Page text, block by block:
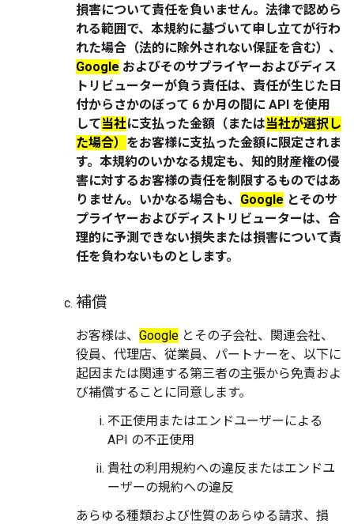
損害について責任を負いません。法律で認めら
れる範囲で、本規約に基づいて申し立てが行わ
れた場合（法的に除外されない保証を含む）、
Google およびそのサプライヤーおよびディス
トリビューターが負う責任は、責任が生じた日
付からさかのぼって 6 か月の間に API を使用
して当社に支払った金額（または当社が選択し
た場合） をお客様に支払った金額に限定されま
す。本規約のいかなる規定も、知的財産権の侵
害に対するお客様の責任を制限するものではあ
りません。いかなる場合も、 Google とそのサ
プライヤーおよびディストリビューターは、合
理的に予測できない損失または損害について責
任を負わないものとします。
補償
お客様は、 Google とその子会社、関連会社、
役員、代理店、従業員、パートナーを、以下に
起因または関連する第三者の主張から免責およ
び補償することに同意します。
不正使用またはエンドユーザーによる
API の不正使用
貴社の利用規約への違反またはエンドユ
ーザーの規約への違反
あらゆる種類および性質のあらゆる請求、損